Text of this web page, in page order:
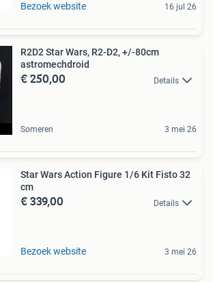
Bezoek website 16 jul 26
R2D2 Star Wars, R2-D2, +/-80cm
astromechdroid
€ 250,00 Details
Someren 3 mei 26
Star Wars Action Figure 1/6 Kit Fisto 32
cm
€ 339,00 Details
Bezoek website 3 mei 26